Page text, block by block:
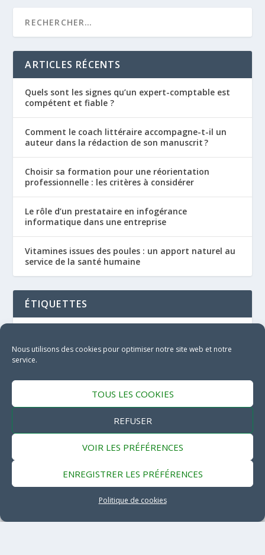
Nous utilisons des cookies pour optimiser notre site web et notre
service.
TOUS LES COOKIES
REFUSER
VOIR LES PRÉFÉRENCES
ENREGISTRER LES PRÉFÉRENCES
Politique de cookies
ARTICLES RÉCENTS
Quels sont les signes qu’un expert-comptable est
compétent et fiable ?
Comment le coach littéraire accompagne-t-il un
auteur dans la rédaction de son manuscrit ?
Choisir sa formation pour une réorientation
professionnelle : les critères à considérer
Le rôle d’un prestataire en infogérance
informatique dans une entreprise
Vitamines issues des poules : un apport naturel au
service de la santé humaine
ÉTIQUETTES
COACHING ÉQUIPE CONSULTANT
FORMATEUR
MANAGEMENT FÉMININ
MANAGEMENT HUMAIN MÉTHODE